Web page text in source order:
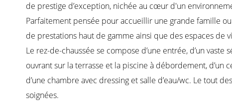
de prestige d’exception, nichée au cœur d'un
Parfaitement pensée pour accueillir une grande famille
de prestations haut de gamme ainsi que des espaces de
Le rez-de-chaussée se compose d’une entrée, d’un
ouvrant sur la terrasse et la piscine à débordement, d’un
d’une chambre avec dressing et salle d’eau/wc. Le tout
soignées.